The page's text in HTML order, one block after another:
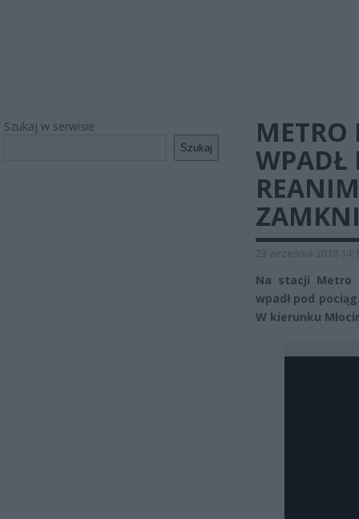
Szukaj w serwisie
Szukaj
METRO
WPADŁ
23 września 2018
Na stacji Metro
wpadł pod
W kierunku